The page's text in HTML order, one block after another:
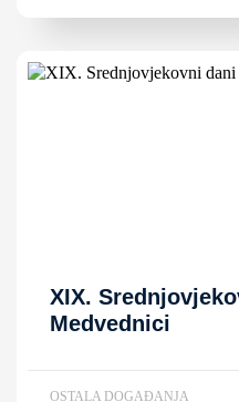
XIX.
Medvednici
OSTALA DOGAĐANJA